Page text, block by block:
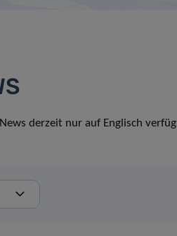
derzeit nur auf Englisch